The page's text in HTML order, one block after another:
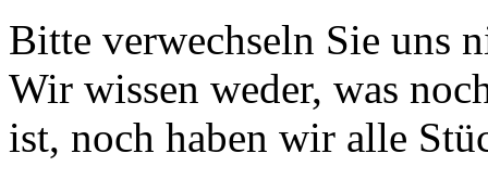
Bitte verwechseln Sie uns
Wir wissen weder, was
ist, noch haben wir alle